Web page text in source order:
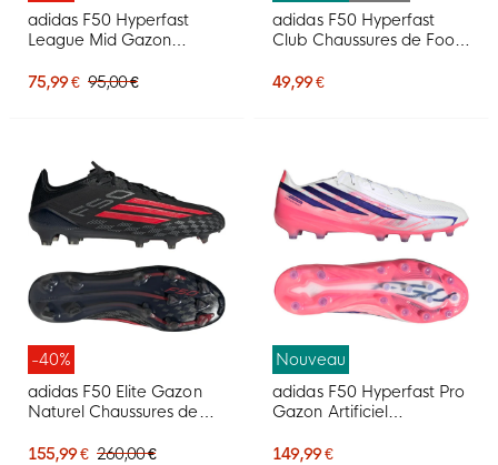
adidas F50 Hyperfast
League Mid Gazon
Foot (FG) Rose Vif Noir
75,99 € 95,00 €
adidas F50 Hyperfast
Club Chaussures de Foot
Rose
49,99 €
-40%
adidas F50 Elite Gazon
Naturel Chaussures de
Foncé
155,99 € 260,00 €
Nouveau
adidas F50 Hyperfast Pro
Gazon Artificiel
Blanc Mauve Rose
149,99 €